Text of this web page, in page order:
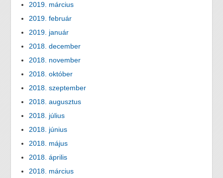
2019. március
2019. február
2019. január
2018. december
2018. november
2018. október
2018. szeptember
2018. augusztus
2018. július
2018. június
2018. május
2018. április
2018. március